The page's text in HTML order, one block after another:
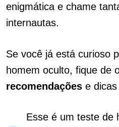
enigmática e chame
internautas.
Se você já está curioso
homem oculto, fique de
recomendações e
Esse é um teste de